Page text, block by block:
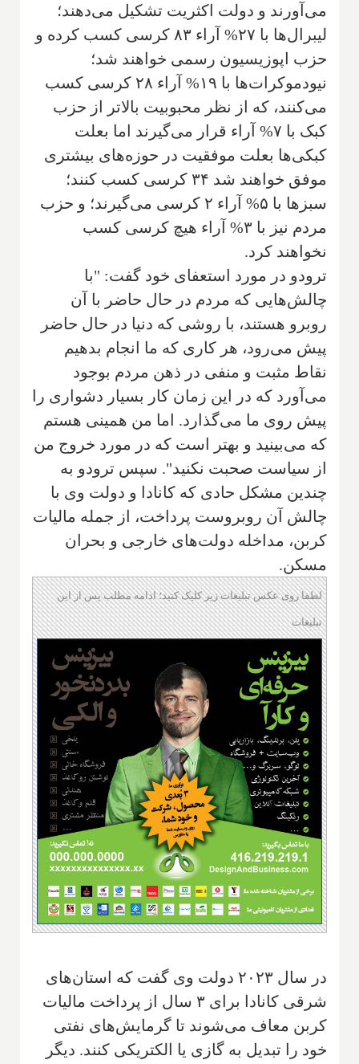
می‌آورند و دولت اکثریت تشکیل می‌دهند؛
لیبرال‌ها با ۲۷% آراء ۸۳ کرسی کسب کرده و
حزب اپوزیسیون رسمی خواهند شد؛
نیودموکرات‌ها با ۱۹% آراء ۲۸ کرسی کسب
می‌کنند، که از نظر محبوبیت بالاتر از حزب
کبک با ۷% آراء قرار می‌گیرند اما بعلت
کبکی‌ها بعلت موفقیت در حوزه‌های بیشتری
موفق خواهند شد ۳۴ کرسی کسب کنند؛
سبزها با ۵% آراء ۲ کرسی می‌گیرند؛ و حزب
مردم نیز با ۳% آراء هیچ کرسی کسب
نخواهند کرد.
ترودو در مورد استعفای خود گفت: "با
چالش‌هایی که مردم در حال حاضر با آن
روبرو هستند، با روشی که دنیا در حال حاضر
پیش می‌رود، هر کاری که ما انجام بدهیم
نقاط مثبت و منفی در ذهن مردم بوجود
می‌آورد که در این زمان کار بسیار دشواری را
پیش روی ما می‌گذارد. اما من همینی هستم
که می‌بینید و بهتر است که در مورد خروج من
از سیاست صحبت نکنید". سپس ترودو به
چندین مشکل حادی که کانادا و دولت وی با
چالش آن روبروست پرداخت، از جمله مالیات
کربن، مداخله دولت‌های خارجی و بحران
مسکن.
لطفا روی عکس تبلیغات زیر کلیک کنید؛ ادامه مطلب پس از این
تبلیغات
در سال ۲۰۲۳ دولت وی گفت که استان‌های
شرقی کانادا برای ۳ سال از پرداخت مالیات
کربن معاف می‌شوند تا گرمایش‌های نفتی
خود را تبدیل به گازی یا الکتریکی کنند. دیگر